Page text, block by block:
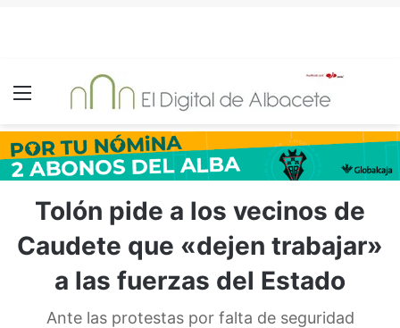
Menú
Tolón pide a los vecinos de
Caudete que «dejen trabajar»
a las fuerzas del Estado
Ante las protestas por falta de seguridad